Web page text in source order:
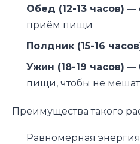
Обед (12-13 часов) —
приём пищи
Полдник (15-16
Ужин (18-19 часов) —
пищи, чтобы не
Преимущества такого
Равномерная